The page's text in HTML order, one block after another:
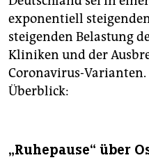
exponentiell
steigenden Belastung
Kliniken und der
Coronavirus-Varianten.
Überblick:
„Ruhepause“ über